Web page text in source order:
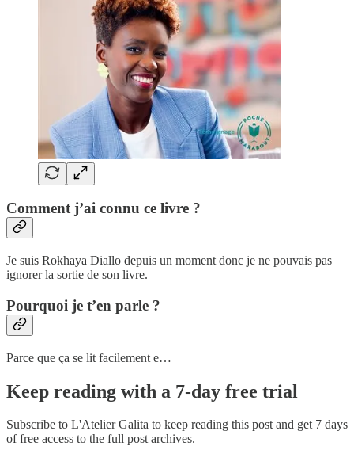
Comment j’ai connu ce livre ?
Je suis Rokhaya Diallo depuis un moment donc je ne pouvais pas
ignorer la sortie de son livre.
Pourquoi je t’en parle ?
Parce que ça se lit facilement e…
Keep reading with a 7-day free trial
Subscribe to L'Atelier Galita to keep reading this post and get 7 days
of free access to the full post archives.